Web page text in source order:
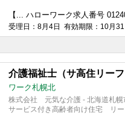
【... ハローワーク求人番号
受理日：8月4日 有効期限：10月31
介護福祉士（サ高住リーフ
ワーク札幌北
株式会社 元気な介護 - 北海道札幌
サービス付き高齢者向け住宅 リー